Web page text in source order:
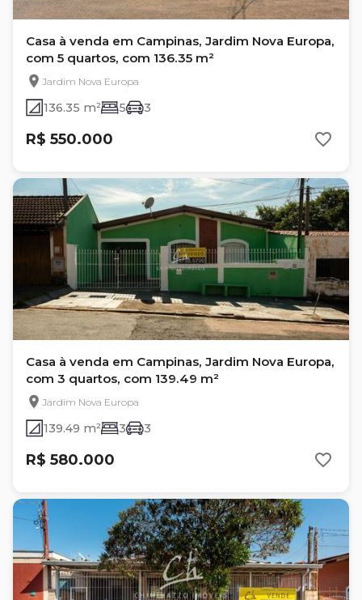
Casa à venda em Campinas, Jardim Nova Europa,
com 5 quartos, com 136.35 m²
Jardim Nova Europa
136.35 m² 5 3
R$ 550.000
Casa à venda em Campinas, Jardim Nova Europa,
com 3 quartos, com 139.49 m²
Jardim Nova Europa
139.49 m² 3 3
R$ 580.000